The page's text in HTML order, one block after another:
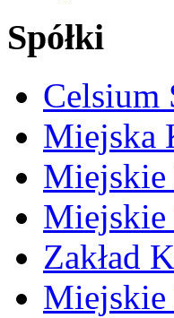
Spółki
Celsium
Miejska
Miejskie
Miejskie
Zakład
Miejskie